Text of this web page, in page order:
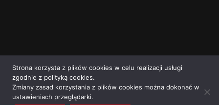
Strona korzysta z plików cookies w celu realizacji usługi
zgodnie z polityką cookies.
Zmiany zasad korzystania z plików cookies można dokonać w
ustawieniach przeglądarki.